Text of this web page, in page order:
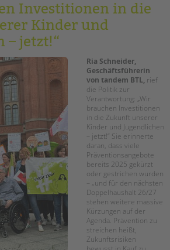
Investitionen in die
Kinder und
– jetzt!“
Ria Schneider,
Geschäftsführerin
von tandem BTL, rief
die Politik zur
Verantwortung: „Wir
brauchen Investitionen
in die Zukunft unserer
Kinder und Jugendlichen
– jetzt!“ Sie erinnerte
daran, dass viele
Präventionsangebote
bereits 2025 gekürzt
oder gestrichen wurden
– „und für den nächsten
Doppelhaushalt 26/27
stehen weitere massive
Kürzungen auf der
Agenda. Prävention zu
streichen heißt,
Zukunftsrisiken